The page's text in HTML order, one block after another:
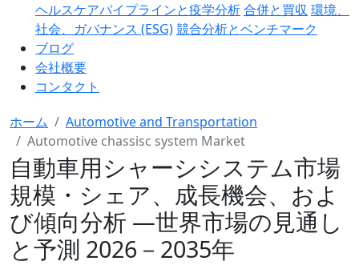
ヘルスケアパイプラインと疫学分析合併と買収 環境、
社会、ガバナンス (ESG)競合分析とベンチマーク
ブログ
会社概要
コンタクト
ホーム
Automotive and Transportation
Automotive chassisc system Market
自動車用シャーシシステム市場
規模・シェア、成長機会、およ
び傾向分析 ―世界市場の見通し
と予測 2026－2035年